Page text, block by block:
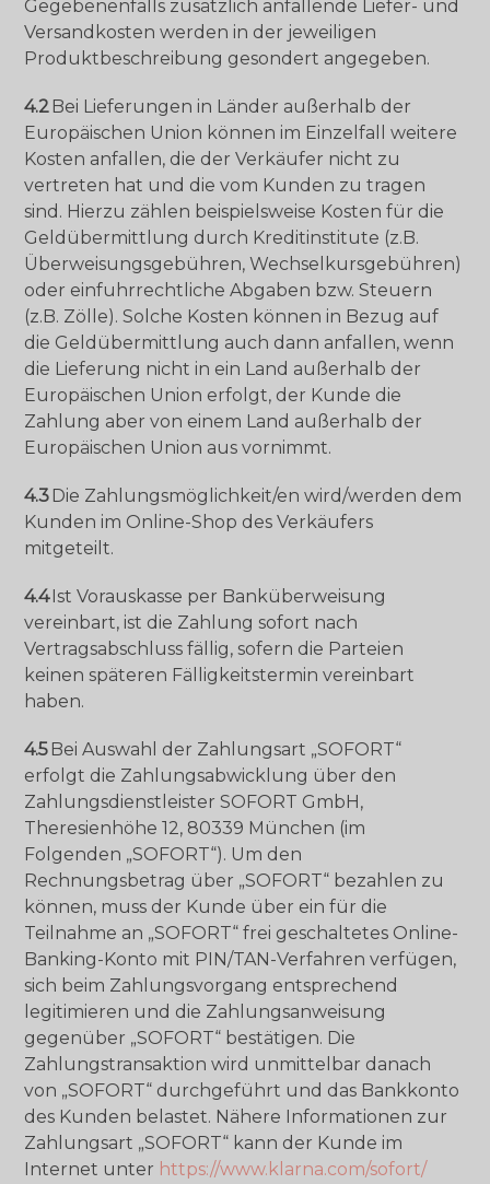
Gegebenenfalls zusätzlich anfallende Liefer- und
Versandkosten werden in der jeweiligen
Produktbeschreibung gesondert angegeben.
4.2Bei Lieferungen in Länder außerhalb der
Europäischen Union können im Einzelfall weitere
Kosten anfallen, die der Verkäufer nicht zu
vertreten hat und die vom Kunden zu tragen
sind. Hierzu zählen beispielsweise Kosten für die
Geldübermittlung durch Kreditinstitute (z.B.
Überweisungsgebühren, Wechselkursgebühren)
oder einfuhrrechtliche Abgaben bzw. Steuern
(z.B. Zölle). Solche Kosten können in Bezug auf
die Geldübermittlung auch dann anfallen, wenn
die Lieferung nicht in ein Land außerhalb der
Europäischen Union erfolgt, der Kunde die
Zahlung aber von einem Land außerhalb der
Europäischen Union aus vornimmt.
4.3Die Zahlungsmöglichkeit/en wird/werden dem
Kunden im Online-Shop des Verkäufers
mitgeteilt.
4.4Ist Vorauskasse per Banküberweisung
vereinbart, ist die Zahlung sofort nach
Vertragsabschluss fällig, sofern die Parteien
keinen späteren Fälligkeitstermin vereinbart
haben.
4.5Bei Auswahl der Zahlungsart „SOFORT“
erfolgt die Zahlungsabwicklung über den
Zahlungsdienstleister SOFORT GmbH,
Theresienhöhe 12, 80339 München (im
Folgenden „SOFORT“). Um den
Rechnungsbetrag über „SOFORT“ bezahlen zu
können, muss der Kunde über ein für die
Teilnahme an „SOFORT“ frei geschaltetes Online-
Banking-Konto mit PIN/TAN-Verfahren verfügen,
sich beim Zahlungsvorgang entsprechend
legitimieren und die Zahlungsanweisung
gegenüber „SOFORT“ bestätigen. Die
Zahlungstransaktion wird unmittelbar danach
von „SOFORT“ durchgeführt und das Bankkonto
des Kunden belastet. Nähere Informationen zur
Zahlungsart „SOFORT“ kann der Kunde im
Internet unter https://www.klarna.com/sofort/